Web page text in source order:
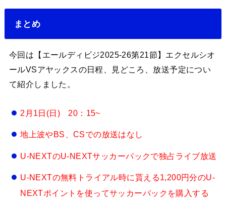
まとめ
今回は【エールディビジ2025-26第21節】エクセルシオ
ールVSアヤックスの日程、見どころ、放送予定につい
て紹介しました。
2月1日(日) 20：15~
地上波やBS、CSでの放送はなし
U-NEXTのU-NEXTサッカーパックで独占ライブ放送
U-NEXTの無料トライアル時に貰える1,200円分のU-
NEXTポイントを使ってサッカーパックを購入する